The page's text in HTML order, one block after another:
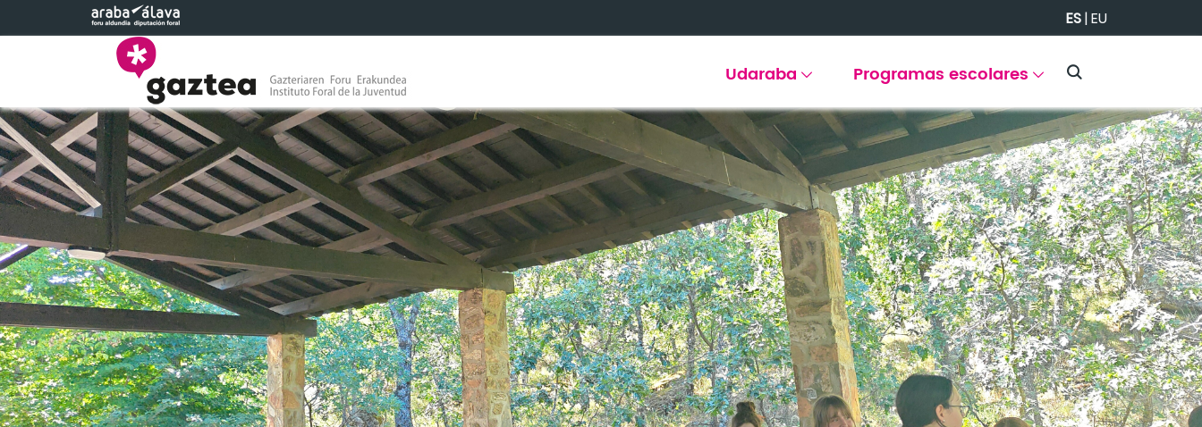
Saltar al contenido principal ES|EU
Udaraba Programas escolares